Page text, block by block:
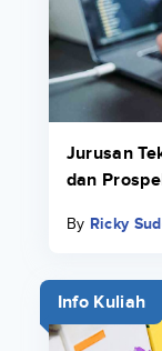
Jurusan
dan
By Ricky
Info Kuliah